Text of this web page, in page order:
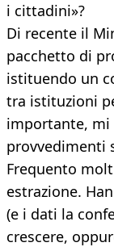
i cittadini»?
Di recente il
pacchetto di
istituendo un
tra istituzioni
importante, mi
provvedimenti
Frequento
estrazione.
(e i dati la
crescere,